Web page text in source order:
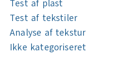
Test af plast
Test af tekstiler
Analyse af tekstur
Ikke kategoriseret